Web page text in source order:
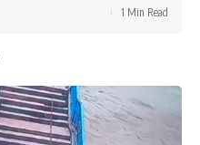
1 Min Read